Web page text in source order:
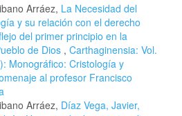
Arráez, La Necesidad del
y su relación con el derecho
del primer principio en la
de Dios , Carthaginensia: Vol.
Monográfico: Cristología y
al profesor Francisco
Arráez, Díaz Vega, Javier,